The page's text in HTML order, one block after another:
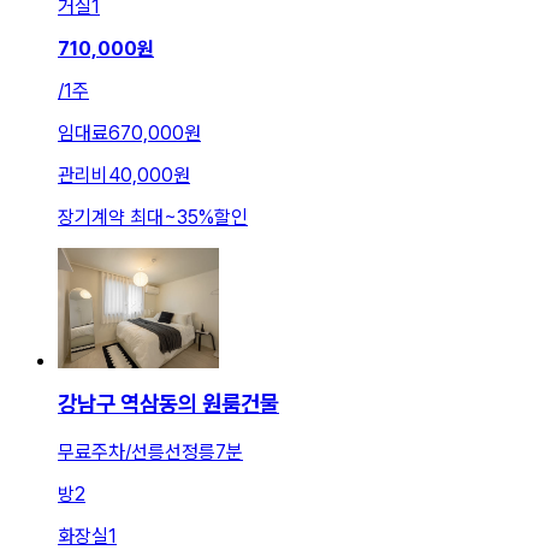
거실1
710,000원
/1주
임대료670,000원
관리비 40,000원
장기계약 최대~35%할인
강남구 역삼동의 원룸건물
무료주차/선릉선정릉7분
방2
화장실1